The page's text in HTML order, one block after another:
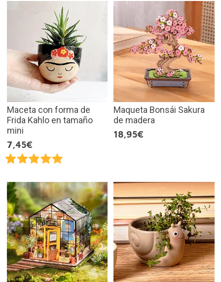
Maceta con forma de
Frida Kahlo en tamaño
mini
7,45€
Maqueta Bonsái Sakura
de madera
18,95€